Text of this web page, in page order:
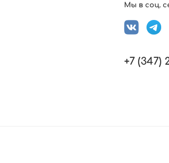
Мы в соц.
+7 (347)